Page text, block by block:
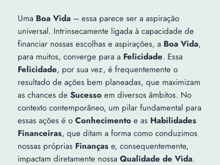
Uma Boa Vida– essa parece ser a aspiração
universal. Intrinsecamente ligada à capacidade de
financiar nossas escolhas e aspirações, a Boa Vida,
para muitos, converge para a Felicidade. Essa
Felicidade, por sua vez, é frequentemente o
resultado de ações bem planeadas, que maximizam
as chances de Sucessoem diversos âmbitos. No
contexto contemporâneo, um pilar fundamental para
essas ações é o Conhecimentoe as Habilidades
Financeiras, que ditam a forma como conduzimos
nossas próprias Finançase, consequentemente,
impactam diretamente nossa Qualidade de Vida.